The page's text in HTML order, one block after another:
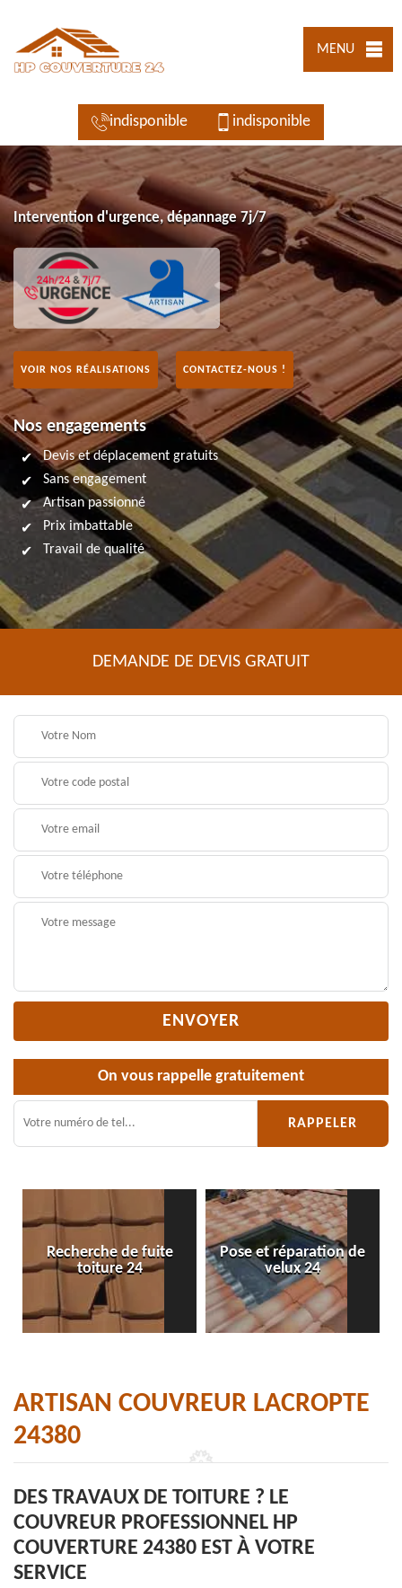
MENU
indisponible indisponible
Intervention d'urgence, dépannage 7j/7
VOIR NOS RÉALISATIONS CONTACTEZ-NOUS !
Nos engagements
Devis et déplacement gratuits
Sans engagement
Artisan passionné
Prix imbattable
Travail de qualité
DEMANDE DE DEVIS GRATUIT
On vous rappelle gratuitement
Recherche de fuite
toiture 24
Pose et réparation de
velux 24
ARTISAN COUVREUR LACROPTE
24380
DES TRAVAUX DE TOITURE ? LE
COUVREUR PROFESSIONNEL HP
COUVERTURE 24380 EST À VOTRE
SERVICE